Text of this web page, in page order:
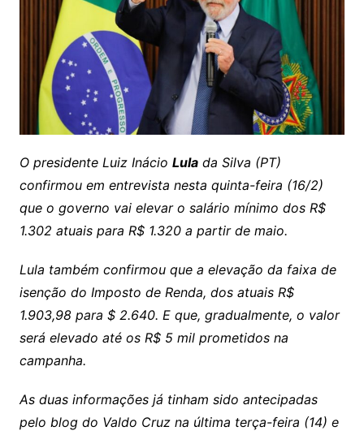
O presidente Luiz Inácio Lulada Silva (PT)
confirmou em entrevista nesta quinta-feira (16/2)
que o governo vai elevar o salário mínimo dos R$
1.302 atuais para R$ 1.320 a partir de maio.
Lula também confirmou que a elevação da faixa de
isenção do Imposto de Renda, dos atuais R$
1.903,98 para $ 2.640. E que, gradualmente, o valor
será elevado até os R$ 5 mil prometidos na
campanha.
As duas informações já tinham sido antecipadas
pelo blog do Valdo Cruz na última terça-feira (14) e